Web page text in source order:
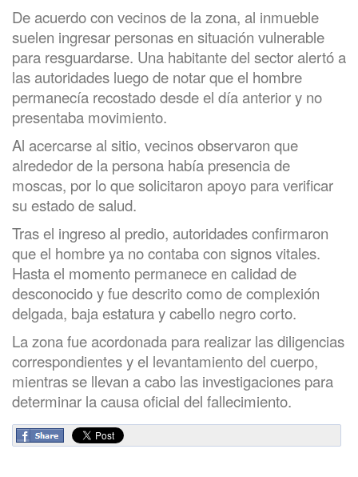
De acuerdo con vecinos de la zona, al inmueble
suelen ingresar personas en situación vulnerable
para resguardarse. Una habitante del sector alertó a
las autoridades luego de notar que el hombre
permanecía recostado desde el día anterior y no
presentaba movimiento.
Al acercarse al sitio, vecinos observaron que
alrededor de la persona había presencia de
moscas, por lo que solicitaron apoyo para verificar
su estado de salud.
Tras el ingreso al predio, autoridades confirmaron
que el hombre ya no contaba con signos vitales.
Hasta el momento permanece en calidad de
desconocido y fue descrito como de complexión
delgada, baja estatura y cabello negro corto.
La zona fue acordonada para realizar las diligencias
correspondientes y el levantamiento del cuerpo,
mientras se llevan a cabo las investigaciones para
determinar la causa oficial del fallecimiento.